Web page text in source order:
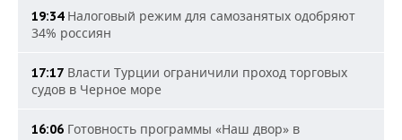
19:34Налоговый режим для самозанятых одобряют
34% россиян
17:17 Власти Турции ограничили проход торговых
судов в Черное море
16:06 Готовность программы «Наш двор» в